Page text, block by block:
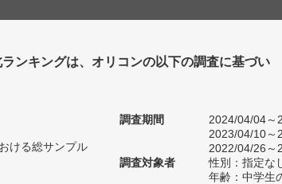
ンキングは、オリコンの以下の調査に基づい
ける総サンプル
調査期間
2024/04/04～
2023/04/10～
2022/04/26～
調査対象者
性別：指定な
年齢：中学生